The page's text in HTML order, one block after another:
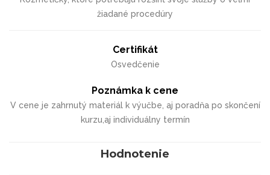
žiadané procedúry
Certifikát
Osvedčenie
Poznámka k cene
V cene je zahrnutý materiál k výučbe, aj poradňa po skončení
kurzu,aj individuálny termín
Hodnotenie